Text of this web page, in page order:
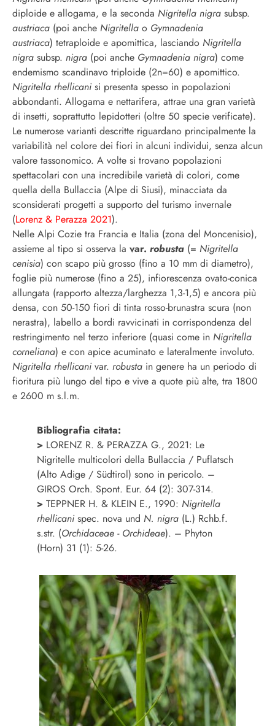
diploide e allogama, e la seconda Nigritella nigra subsp.
austriaca (poi anche Nigritella o Gymnadenia
austriaca) tetraploide e apomittica, lasciando Nigritella
nigra subsp. nigra (poi anche Gymnadenia nigra) come
endemismo scandinavo triploide (2n=60) e apomittico.
Nigritella rhellicanisi presenta spesso in popolazioni
abbondanti. Allogama e nettarifera, attrae una gran varietà
di insetti, soprattutto lepidotteri (oltre 50 specie verificate).
Le numerose varianti descritte riguardano principalmente la
variabilità nel colore dei fiori in alcuni individui, senza alcun
valore tassonomico. A volte si trovano popolazioni
spettacolari con una incredibile varietà di colori, come
quella della Bullaccia (Alpe di Siusi), minacciata da
sconsiderati progetti a supporto del turismo invernale
(Lorenz & Perazza 2021).
Nelle Alpi Cozie tra Francia e Italia (zona del Moncenisio),
assieme al tipo si osserva la var. robusta (= Nigritella
cenisia) con scapo più grosso (fino a 10 mm di diametro),
foglie più numerose (fino a 25), infiorescenza ovato-conica
allungata (rapporto altezza/larghezza 1,3-1,5) e ancora più
densa, con 50-150 fiori di tinta rosso-brunastra scura (non
nerastra), labello a bordi ravvicinati in corrispondenza del
restringimento nel terzo inferiore (quasi come in Nigritella
corneliana) e con apice acuminato e lateralmente involuto.
Nigritella rhellicanivar. robusta in genere ha un periodo di
fioritura più lungo del tipo e vive a quote più alte, tra 1800
e 2600 m s.l.m.
Bibliografia citata:
> LORENZ R. & PERAZZA G., 2021: Le
Nigritelle multicolori della Bullaccia / Puflatsch
(Alto Adige / Südtirol) sono in pericolo. –
GIROS Orch. Spont. Eur. 64 (2): 307-314.
> TEPPNER H. & KLEIN E., 1990: Nigritella
rhellicanispec. nova und N. nigra (L.) Rchb.f.
s.str. (Orchidaceae - Orchideae). – Phyton
(Horn) 31 (1): 5-26.